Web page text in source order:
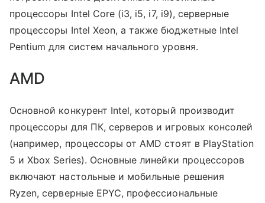
процессоры Intel Core (i3, i5, i7, i9), серверные
процессоры Intel Xeon, а также бюджетные Intel
Pentium для систем начального уровня.
AMD
Основной конкурент Intel, который производит
процессоры для ПК, серверов и игровых консолей
(например, процессоры от AMD стоят в PlayStation
5 и Xbox Series). Основные линейки процессоров
включают настольные и мобильные решения
Ryzen, серверные EPYC, профессиональные